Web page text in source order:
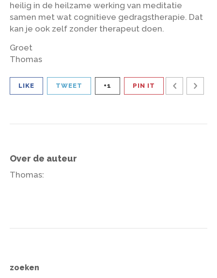
heilig in de heilzame werking van meditatie
samen met wat cognitieve gedragstherapie. Dat
kan je ook zelf zonder therapeut doen.
Groet
Thomas
LIKE TWEET +1 PIN IT
Over de auteur
Thomas:
zoeken